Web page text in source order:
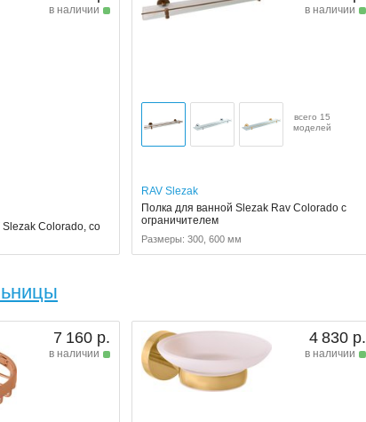
в наличии
Colorado, со
в наличии
всего 15
моделей
RAV Slezak
Полка для ванной Slezak Rav Colorado с
ограничителем
Размеры: 300, 600 мм
7 160 р.
в наличии
4 830 р.
в наличии